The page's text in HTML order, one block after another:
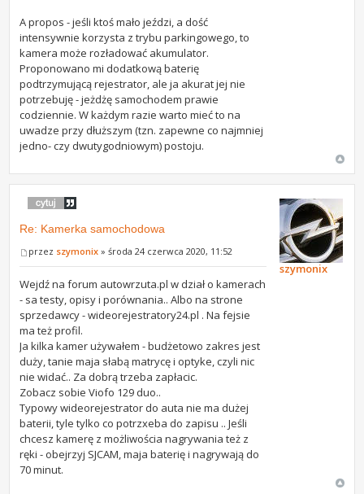
A propos - jeśli ktoś mało jeździ, a dość
intensywnie korzysta z trybu parkingowego, to
kamera może rozładować akumulator.
Proponowano mi dodatkową baterię
podtrzymującą rejestrator, ale ja akurat jej nie
potrzebuję - jeżdżę samochodem prawie
codziennie. W każdym razie warto mieć to na
uwadze przy dłuższym (tzn. zapewne co najmniej
jedno- czy dwutygodniowym) postoju.
Re: Kamerka samochodowa
przez szymonix » środa 24 czerwca 2020, 11:52
Wejdź na forum autowrzuta.pl w dział o kamerach
- sa testy, opisy i porównania.. Albo na strone
sprzedawcy - wideorejestratory24.pl . Na fejsie
ma też profil.
Ja kilka kamer używałem - budżetowo zakres jest
duży, tanie maja słabą matrycę i optyke, czyli nic
nie widać.. Za dobrą trzeba zapłacic.
Zobacz sobie Viofo 129 duo..
Typowy wideorejestrator do auta nie ma dużej
baterii, tyle tylko co potrzxeba do zapisu .. Jeśli
chcesz kamerę z możliwościa nagrywania też z
ręki - obejrzyj SJCAM, maja baterię i nagrywają do
70 minut.
szymonix